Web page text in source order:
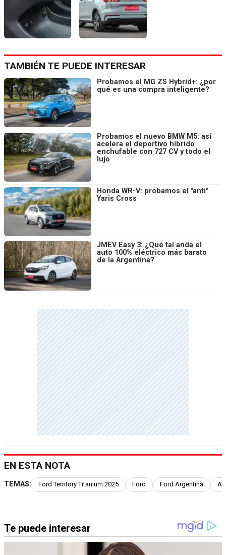
TAMBIÉN TE PUEDE INTERESAR
Probamos el MG ZS Hybrid+: ¿por
qué es una compra inteligente?
Probamos el nuevo BMW M5: así
acelera el deportivo híbrido
enchufable con 727 CV y todo el
lujo
Honda WR-V: probamos el "anti"
Yaris Cross
JMEV Easy 3: ¿Qué tal anda el
auto 100% eléctrico más barato
de la Argentina?
EN ESTA NOTA
TEMAS: Ford Territory Titanium 2025 Ford Ford Argentina